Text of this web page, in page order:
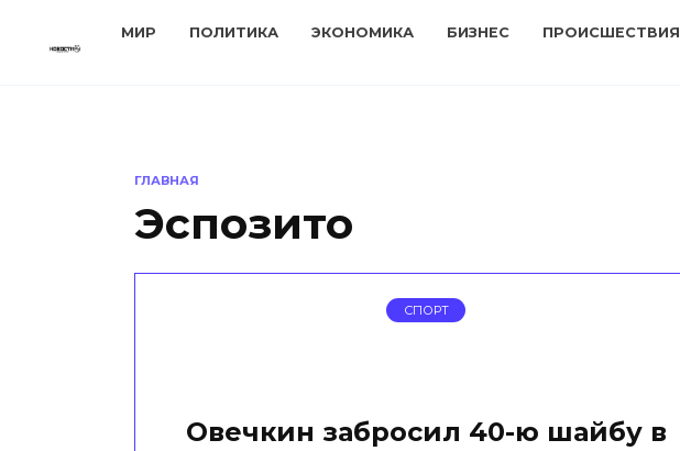
МИР ПОЛИТИКА ЭКОНОМИКА БИЗНЕС ПРОИСШЕСТВИЯ
ГЛАВНАЯ
Эспозито
СПОРТ
Овечкин забросил 40-ю шайбу в